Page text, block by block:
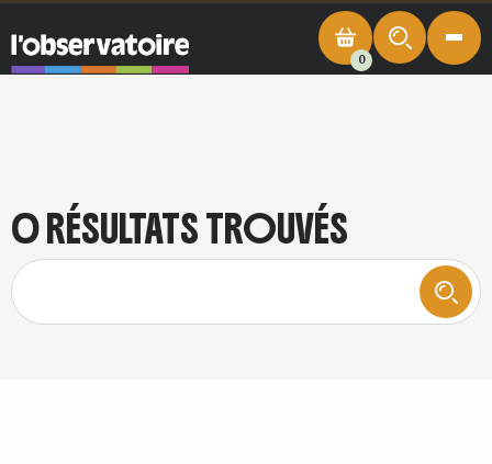
0
0 RÉSULTATS TROUVÉS